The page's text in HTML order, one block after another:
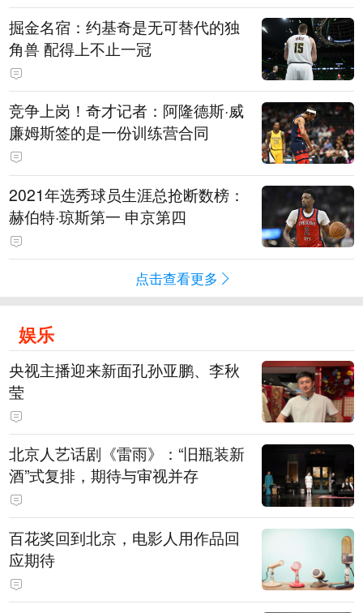
掘金名宿：约基奇是无可替代的独
角兽 配得上不止一冠
竞争上岗！奇才记者：阿隆德斯·威
廉姆斯签的是一份训练营合同
2021年选秀球员生涯总抢断数榜：
赫伯特·琼斯第一 申京第四
点击查看更多
娱乐
央视主播迎来新面孔孙亚鹏、李秋
莹
北京人艺话剧《雷雨》：“旧瓶装新
酒”式复排，期待与审视并存
百花奖回到北京，电影人用作品回
应期待